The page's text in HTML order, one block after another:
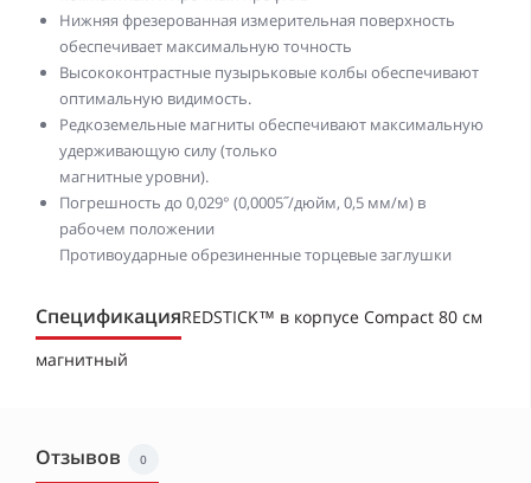
Нижняя фрезерованная измерительная поверхность
обеспечивает максимальную точность
Высококонтрастные пузырьковые колбы обеспечивают
оптимальную видимость.
Редкоземельные магниты обеспечивают максимальную
удерживающую силу (только
магнитные уровни).
Погрешность до 0,029° (0,0005˝/дюйм, 0,5 мм/м) в
рабочем положении
Противоударные обрезиненные торцевые заглушки
СпецификацияREDSTICK™ в корпусе Compact 80 см
магнитный
Отзывов 0